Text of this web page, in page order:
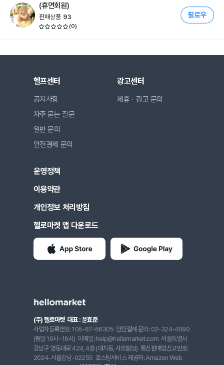
(휴면회원)
판매상품 93
(0)
헬프센터
공지사항
자주 묻는 질문
일반 문의
안전결제 문의
광고센터
제휴ㆍ광고 문의
운영정책
이용약관
개인정보 처리방침
헬로마켓 앱 다운로드
(주) 헬로마켓 대표 : 윤효준
사업자등록번호: 105-87-56305 안전결제 문의: 02-324-4090
(평일 10시~16시) 이메일: help@hellomarket.com 서울특별시
강남구 영동대로 424, 4층 (대치동, 사조빌딩) 통신판매업신고번호:
2024-서울강남-02255 호스팅서비스 제공자: Amazon Web